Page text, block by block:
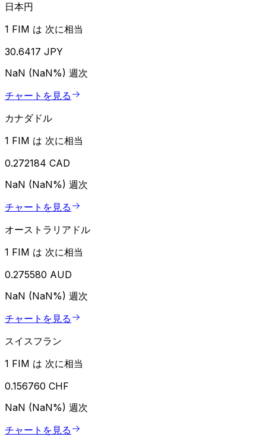
日本円
1 FIM は 次に相当
30.6417 JPY
NaN (NaN%) 週次
チャートを見る
カナダドル
1 FIM は 次に相当
0.272184 CAD
NaN (NaN%) 週次
チャートを見る
オーストラリアドル
1 FIM は 次に相当
0.275580 AUD
NaN (NaN%) 週次
チャートを見る
スイスフラン
1 FIM は 次に相当
0.156760 CHF
NaN (NaN%) 週次
チャートを見る